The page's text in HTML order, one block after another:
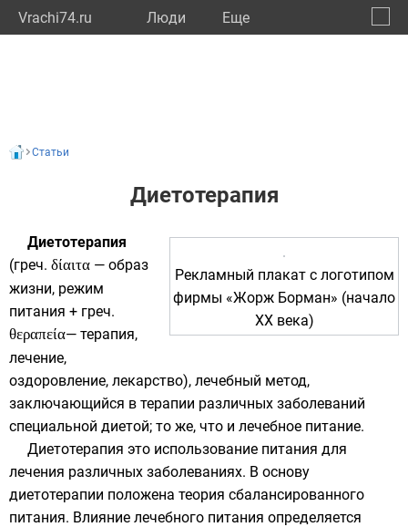
Vrachi74.ru Люди Eще
Статьи
Диетотерапия
Рекламный плакатс логотипом
фирмы «Жорж Борман» (начало
XX века)
Диетотерапия
(греч. δίαιτα — образ
жизни, режим
питания + греч.
θεραπεία— терапия,
лечение,
оздоровление, лекарство), лечебный метод,
заключающийся в терапии различных заболеваний
специальной диетой; то же, что и лечебное питание.
Диетотерапия это использование питания для
лечения различных заболеваниях. В основу
диетотерапии положена теория сбалансированного
питания. Влияние лечебного питания определяется